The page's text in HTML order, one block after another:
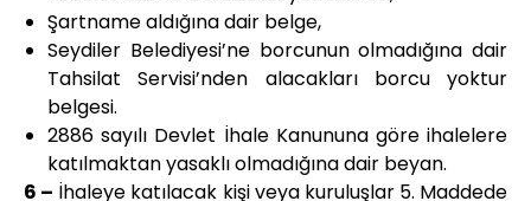
Şartname aldığına dair belge,
Seydiler Belediyesi’ne borcunun olmadığına dair
Tahsilat Servisi’nden alacakları borcu yoktur
belgesi.
2886 sayılı Devlet İhale Kanununa göre ihalelere
katılmaktan yasaklı olmadığına dair beyan.
6 – İhaleye katılacak kişi veya kuruluşlar 5. Maddede